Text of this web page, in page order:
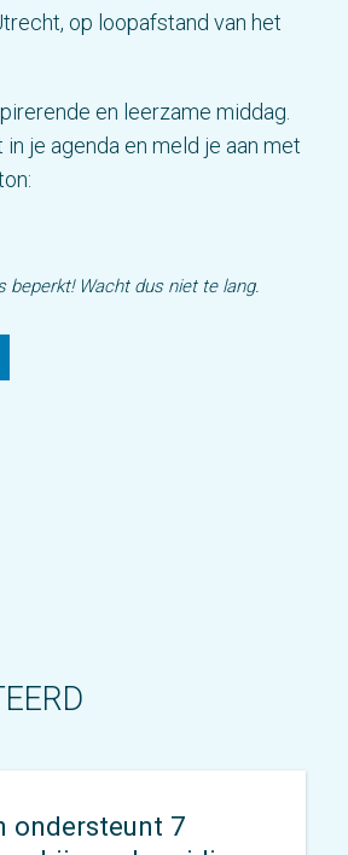
op loopafstand van het
en leerzame middag.
je agenda en meld je aan met
beperkt! Wacht dus niet te lang.
ondersteunt 7